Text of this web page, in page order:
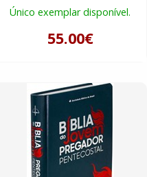
Único exemplar disponível.
55.00€